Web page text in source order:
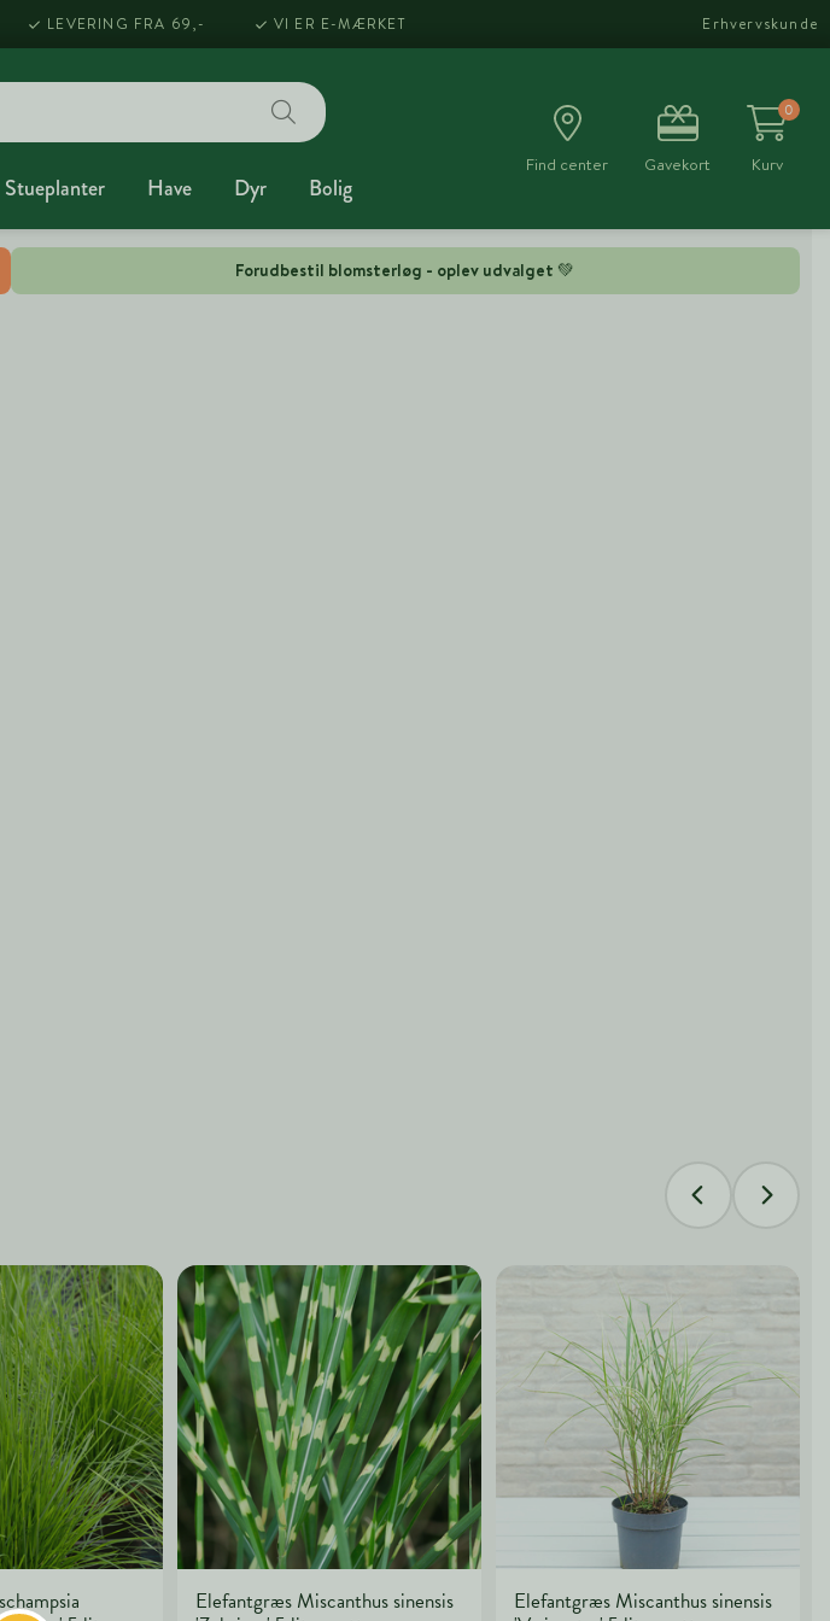
Forudbestil blomsterløg - oplev udvalget 💚
LEVERING FRA 69,- VI ER E-MÆRKET Erhvervskunde
Stueplanter Have Dyr Bolig
Find center Gavekort
0
Kurv
Elefantgræs Miscanthus sinensis
Elefantgræs Miscanthus sinensis